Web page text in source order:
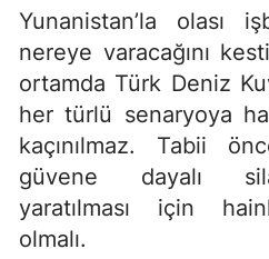
Yunanistan’la olası
nereye varacağını
ortamda Türk Deniz
her türlü senaryoya
kaçınılmaz. Tabii
güvene dayalı
yaratılması için
olmalı.